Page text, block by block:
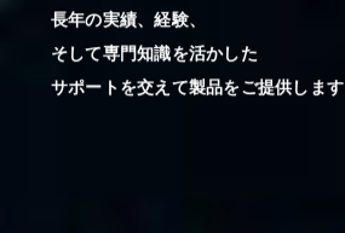
長年の実績、経験、
そして専門知識を活かした
サポートを交えて製品をご提供します